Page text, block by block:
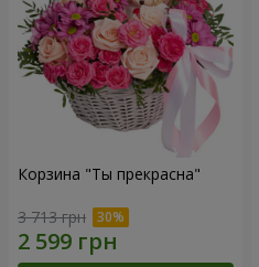
Корзина "Ты прекрасна"
3 713 грн